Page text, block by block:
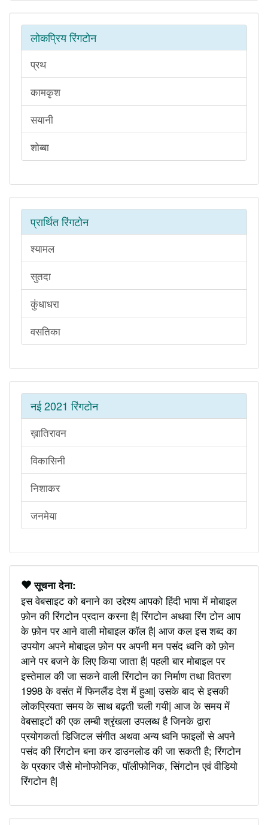
लोकप्रिय रिंगटोन
प्रथ
कामकृश
सयानी
शोब्बा
प्रार्थित रिंगटोन
श्यामल
सुतदा
कुंधाधरा
वसतिका
नई 2021 रिंगटोन
ख़ातिरावन
विकासिनी
निशाकर
जनमेया
सूचना देना:
इस वेबसाइट को बनाने का उद्देश्य आपको हिंदी भाषा में मोबाइल
फ़ोन की रिंगटोन प्रदान करना है| रिंगटोन अथवा रिंग टोन आप
के फ़ोन पर आने वाली मोबाइल कॉल है| आज कल इस शब्द का
उपयोग अपने मोबाइल फ़ोन पर अपनी मन पसंद ध्वनि को फ़ोन
आने पर बजने के लिए किया जाता है| पहली बार मोबाइल पर
इस्तेमाल की जा सकने वाली रिंगटोन का निर्माण तथा वितरण
1998 के वसंत में फिनलैंड देश में हुआ| उसके बाद से इसकी
लोकप्रियता समय के साथ बढ़ती चली गयी| आज के समय में
वेबसाइटों की एक लम्बी श्रृंखला उपलब्ध है जिनके द्वारा
प्रयोगकर्ता डिजिटल संगीत अथवा अन्य ध्वनि फाइलों से अपने
पसंद की रिंगटोन बना कर डाउनलोड की जा सकती है; रिंगटोन
के प्रकार जैसे मोनोफोनिक, पॉलीफोनिक, सिंगटोन एवं वीडियो
रिंगटोन है|